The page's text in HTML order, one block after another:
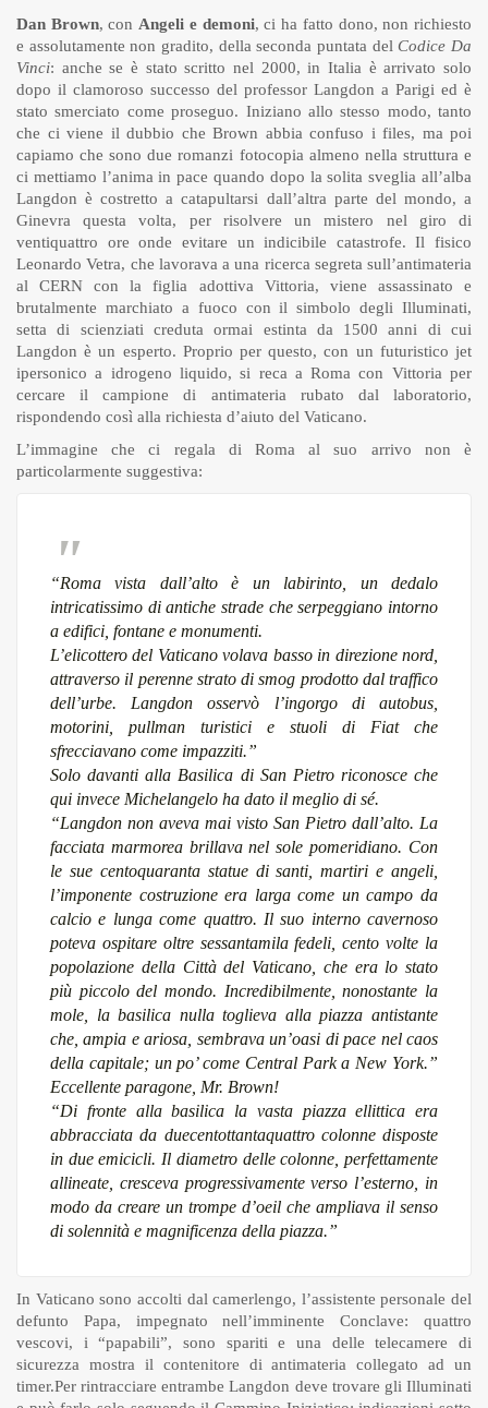
Dan Brown, con Angeli e demoni, ci ha fatto dono, non richiesto
e assolutamente non gradito, della seconda puntata del Codice Da
Vinci: anche se è stato scritto nel 2000, in Italia è arrivato solo
dopo il clamoroso successo del professor Langdon a Parigi ed è
stato smerciato come proseguo. Iniziano allo stesso modo, tanto
che ci viene il dubbio che Brown abbia confuso i files, ma poi
capiamo che sono due romanzi fotocopia almeno nella struttura e
ci mettiamo l’anima in pace quando dopo la solita sveglia all’alba
Langdon è costretto a catapultarsi dall’altra parte del mondo, a
Ginevra questa volta, per risolvere un mistero nel giro di
ventiquattro ore onde evitare un indicibile catastrofe. Il fisico
Leonardo Vetra, che lavorava a una ricerca segreta sull’antimateria
al CERN con la figlia adottiva Vittoria, viene assassinato e
brutalmente marchiato a fuoco con il simbolo degli Illuminati,
setta di scienziati creduta ormai estinta da 1500 anni di cui
Langdon è un esperto. Proprio per questo, con un futuristico jet
ipersonico a idrogeno liquido, si reca a Roma con Vittoria per
cercare il campione di antimateria rubato dal laboratorio,
rispondendo così alla richiesta d’aiuto del Vaticano.
L’immagine che ci regala di Roma al suo arrivo non è
particolarmente suggestiva:
“Roma vista dall’alto è un labirinto, un dedalo
intricatissimo di antiche strade che serpeggiano intorno
a edifici, fontane e monumenti.
L’elicottero del Vaticano volava basso in direzione nord,
attraverso il perenne strato di smog prodotto dal traffico
dell’urbe. Langdon osservò l’ingorgo di autobus,
motorini, pullman turistici e stuoli di Fiat che
sfrecciavano come impazziti.”
Solo davanti alla Basilica di San Pietro riconosce che
qui invece Michelangelo ha dato il meglio di sé.
“Langdon non aveva mai visto San Pietro dall’alto. La
facciata marmorea brillava nel sole pomeridiano. Con
le sue centoquaranta statue di santi, martiri e angeli,
l’imponente costruzione era larga come un campo da
calcio e lunga come quattro. Il suo interno cavernoso
poteva ospitare oltre sessantamila fedeli, cento volte la
popolazione della Città del Vaticano, che era lo stato
più piccolo del mondo. Incredibilmente, nonostante la
mole, la basilica nulla toglieva alla piazza antistante
che, ampia e ariosa, sembrava un’oasi di pace nel caos
della capitale; un po’ come Central Park a New York.”
Eccellente paragone, Mr. Brown!
“Di fronte alla basilica la vasta piazza ellittica era
abbracciata da duecentottantaquattro colonne disposte
in due emicicli. Il diametro delle colonne, perfettamente
allineate, cresceva progressivamente verso l’esterno, in
modo da creare un trompe d’oeil che ampliava il senso
di solennità e magnificenza della piazza.”
In Vaticano sono accolti dal camerlengo, l’assistente personale del
defunto Papa, impegnato nell’imminente Conclave: quattro
vescovi, i “papabili”, sono spariti e una delle telecamere di
sicurezza mostra il contenitore di antimateria collegato ad un
timer.Per rintracciare entrambe Langdon deve trovare gli Illuminati